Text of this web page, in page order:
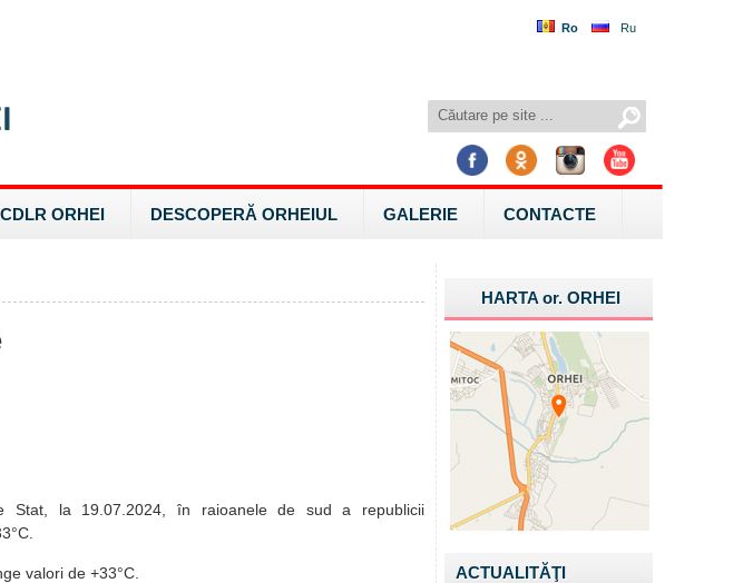
Ro Ru
CDLR ORHEI DESCOPERĂ ORHEIUL GALERIE CONTACTE
Stat, la 19.07.2024, în raioanele de sud a republicii
valori de +33°C.
HARTA or.ORHEI
ACTUALITĂŢI